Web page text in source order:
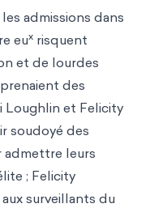
admissions dans
eux risquent
et de lourdes
des
Loughlin et Felicity
soudoyé des
admettre leurs
; Felicity
surveillants du